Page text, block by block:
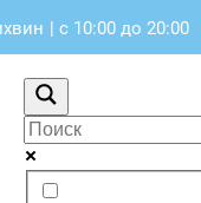
| с 10:00 до 20:00